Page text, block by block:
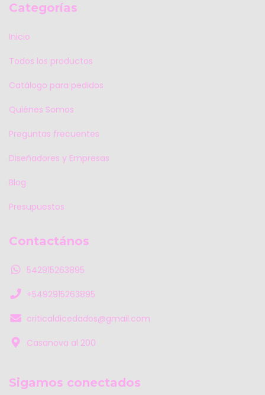
Categorías
Inicio
Todos los productos
Catálogo para pedidos
Quiénes Somos
Preguntas frecuentes
Diseñadores y Empresas
Blog
Presupuestos
Contactános
542915263895
+5492915263895
criticaldicedados@gmail.com
Casanova al 200
Sigamos conectados